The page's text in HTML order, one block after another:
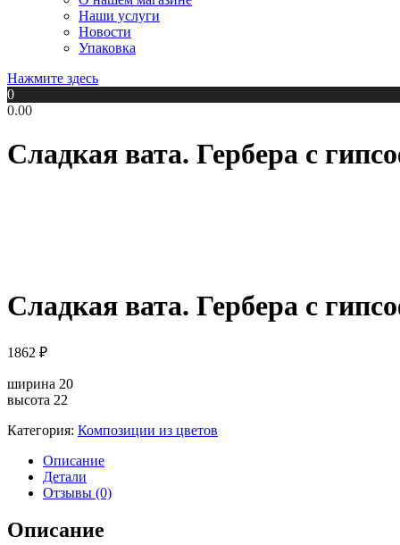
Наши услуги
Новости
Упаковка
Нажмите здесь
0
0.00
Сладкая вата. Гербера с
Сладкая вата. Гербера с
1862 ₽
ширина 20
высота 22
Категория: Композиции из цветов
Описание
Детали
Отзывы (0)
Описание